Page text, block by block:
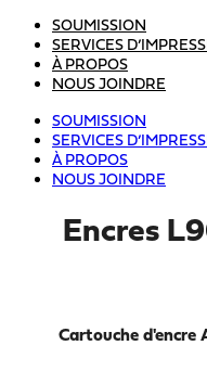
SOUMISSION
SERVICES
À PROPOS
NOUS JOINDRE
SOUMISSION
SERVICES
À PROPOS
NOUS JOINDRE
Encres
Cartouche d'encre